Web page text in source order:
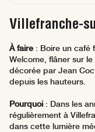
Villefranche-
À faire : Boire un café
Welcome, flâner sur
décorée par Jean
depuis les hauteurs.
Pourquoi : Dans les
régulièrement à
dans cette lumière